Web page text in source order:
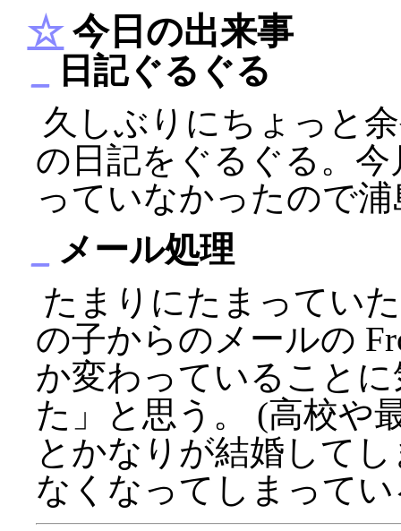
☆今日の出来事
日記ぐるぐる
久しぶりにちょっと
の日記をぐるぐる。
っていなかったので
メール処理
たまりにたまってい
の子からのメールの
か変わっていること
た」と思う。 (高校や
とかなりが結婚して
なくなってしまって